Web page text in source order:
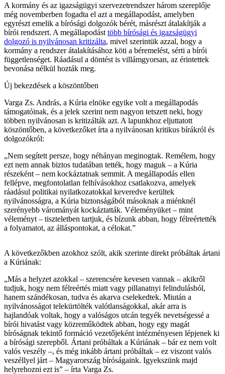
A kormány és az igazságügyi szervezetrendszer három szereplője
még novemberben fogadta el azt a megállapodást, amelyben
egyrészt emelik a bírósági dolgozók bérét, másrészt átalakítják a
bírói rendszert. A megállapodást több bírósági és igazságügyi
dolgozó is nyilvánosan kritizálta, mivel szerintük azzal, hogy a
kormány a rendszer átalakításához köti a béremelést, sérti a bírói
függetlenséget. Ráadásul a döntést is villámgyorsan, az érintettek
bevonása nélkül hozták meg.
Új bekezdések a köszöntőben
Varga Zs. András, a Kúria elnöke egyike volt a megállapodás
támogatóinak, és a jelek szerint nem nagyon tetszett neki, hogy
többen nyilvánosan is kritizálták azt. A lapunkhoz eljuttatott
köszöntőben, a következőket írta a nyilvánosan kritikus bírákról és
dolgozókról:
„Nem segített persze, hogy néhányan meginogtak. Remélem, hogy
ezt nem annak biztos tudatában tették, hogy maguk – a Kúria
részeként – nem kockáztatnak semmit. A megállapodás ellen
fellépve, megfontolatlan felhívásokhoz csatlakozva, amelyek
ráadásul politikai nyilatkozatokkal keveredve kerültek
nyilvánosságra, a Kúria biztonságából másoknak a miénknél
szerényebb várományát kockáztatták. Véleményüket – mint
véleményt – tiszteletben tartjuk, és bízunk abban, hogy félreértették
a folyamatot, az álláspontokat, a célokat.”
A következőkben azokhoz szólt, akik szerinte direkt próbáltak ártani
a Kúriának:
„Más a helyzet azokkal – szerencsére kevesen vannak – akikről
tudjuk, hogy nem félreértés miatt vagy pillanatnyi felindulásból,
hanem szándékosan, tudva és akarva cselekedtek. Miután a
nyilvánosságot telekürtölték valótlanságokkal, akár arra is
hajlandóak voltak, hogy a valóságos utcán tegyék nevetségessé a
bírói hivatást vagy közreműködtek abban, hogy egy magát
bíróságnak tekintő formáció vezetőjeként intézményesen lépjenek ki
a bírósági szerepből. Ártani próbáltak a Kúriának – bár ez nem volt
valós veszély –, és még inkább ártani próbáltak – ez viszont valós
veszéllyel járt – Magyarország bíróságaink. Igyekszünk majd
helyrehozni ezt is” – írta Varga Zs.